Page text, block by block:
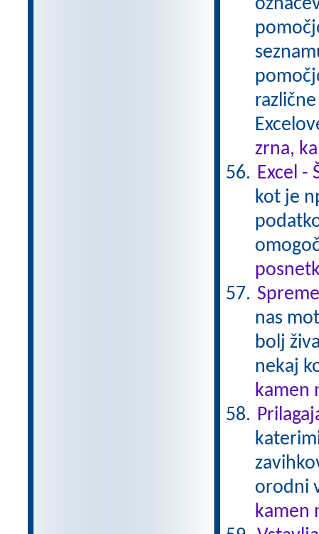
zrna,
Excel -
kot je
nas
bolj
nekaj
kamen
orodni
kamen